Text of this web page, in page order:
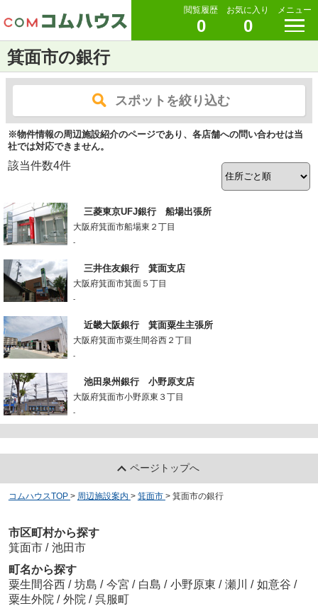
閲覧履歴
0
お気に入り
0
メニュー
箕面市の銀行
スポットを絞り込む
※物件情報の周辺施設紹介のページであり、各店舗への問い合わせは当
社では対応できません。
該当件数4件
三菱東京UFJ銀行 船場出張所
大阪府箕面市船場東２丁目
-
三井住友銀行 箕面支店
大阪府箕面市箕面５丁目
-
近畿大阪銀行 箕面粟生主張所
大阪府箕面市粟生間谷西２丁目
-
池田泉州銀行 小野原支店
大阪府箕面市小野原東３丁目
-
ページトップへ
コムハウスTOP > 周辺施設案内 > 箕面市 > 箕面市の銀行
市区町村から探す
箕面市 / 池田市
町名から探す
粟生間谷西 / 坊島 / 今宮 / 白島 / 小野原東 / 瀬川 / 如意谷 /
粟生外院 / 外院 / 呉服町